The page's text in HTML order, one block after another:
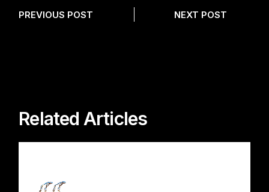
PREVIOUS POST NEXT POST
Related Articles